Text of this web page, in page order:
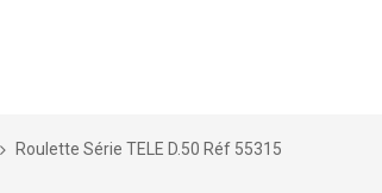
Roulette Série TELE D.50 Réf 55315